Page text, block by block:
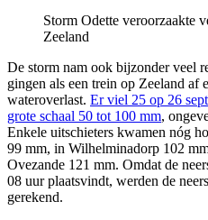
Storm Odette veroorzaakte
Zeeland
De storm nam ook bijzonder veel
gingen als een trein op Zeeland af
wateroverlast. Er viel 25 op 26
grote schaal 50 tot 100 mm,
Enkele uitschieters kwamen nóg
99 mm, in Wilhelminadorp 102
Ovezande 121 mm. Omdat de
08 uur plaatsvindt, werden de
gerekend.